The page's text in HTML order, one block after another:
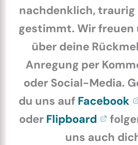
nachdenklich,
gestimmt. Wir freuen
über deine
Anregung per
oder Social-Media.
du uns auf Facebook
oder Flipboard
uns auch